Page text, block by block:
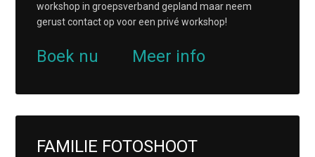
workshop in groepsverband gepland maar neem
gerust contact op voor een privé workshop!
Boek nu Meer info
FAMILIE FOTOSHOOT